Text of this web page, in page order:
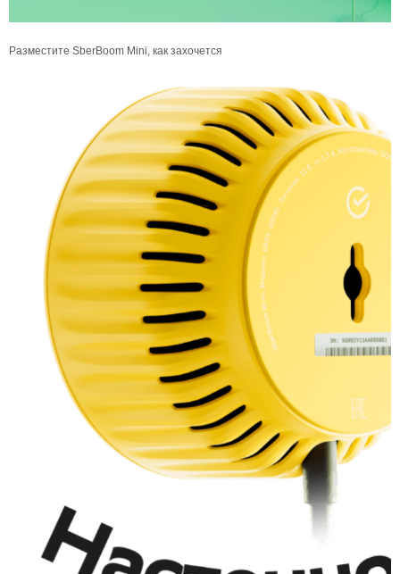
Разместите SberBoom Mini, как захочется